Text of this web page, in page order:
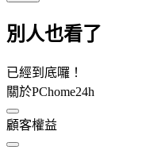
別人也看了
已經到底囉！
關於PChome24h
顧客權益